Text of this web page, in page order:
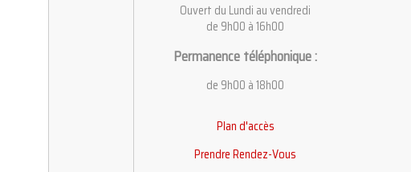
Ouvert du Lundi au vendredi
de 9h00 à 16h00
Permanence téléphonique :
de 9h00 à 18h00
Plan d'accès
Prendre Rendez-Vous